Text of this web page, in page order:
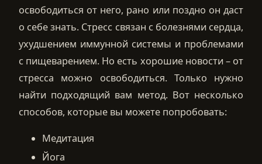
освободиться от него, рано или поздно он даст
о себе знать. Стресс связан с болезнями сердца,
ухудшением иммунной системы и проблемами
с пищеварением. Но есть хорошие новости – от
стресса можно освободиться. Только нужно
найти подходящий вам метод. Вот несколько
способов, которые вы можете попробовать:
Медитация
Йога